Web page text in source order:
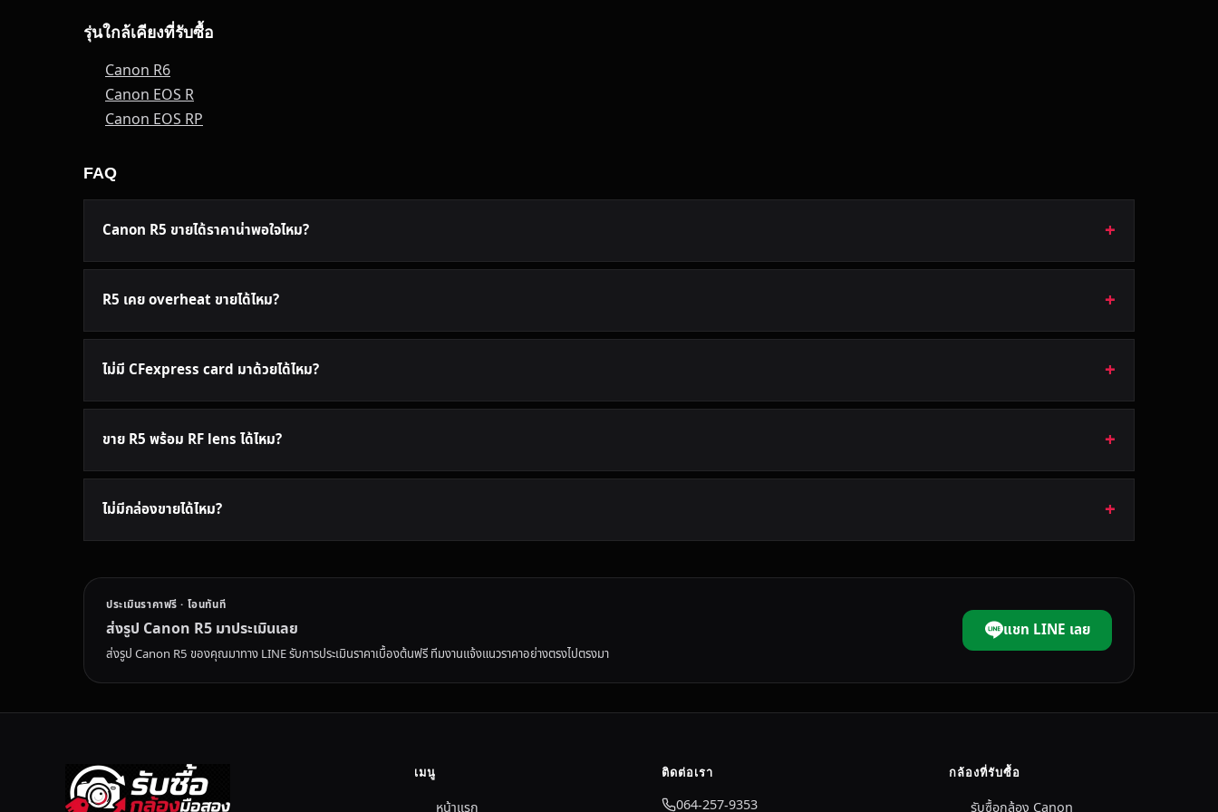
รุ่นใกล้เคียงที่รับซื้อ
Canon R6
Canon EOS R
Canon EOS RP
FAQ
Canon R5 ขายได้ราคาน่าพอใจไหม?
R5 เคย overheat ขายได้ไหม?
ไม่มี CFexpress card มาด้วยได้ไหม?
ขาย R5 พร้อม RF lens ได้ไหม?
ไม่มีกล่องขายได้ไหม?
ประเมินราคาฟรี · โอนทันที
ส่งรูป Canon R5 มาประเมินเลย
ส่งรูป Canon R5 ของคุณมาทาง LINE รับการประเมินราคาเบื้องต้นฟรี ทีมงานแจ้งแนวราคาอย่างตรงไปตรงมา
แชท LINE เลย
เมนู
หน้าแรก
ติดต่อเรา
064-257-9353
กล้องที่รับซื้อ
รับซื้อกล้อง Canon